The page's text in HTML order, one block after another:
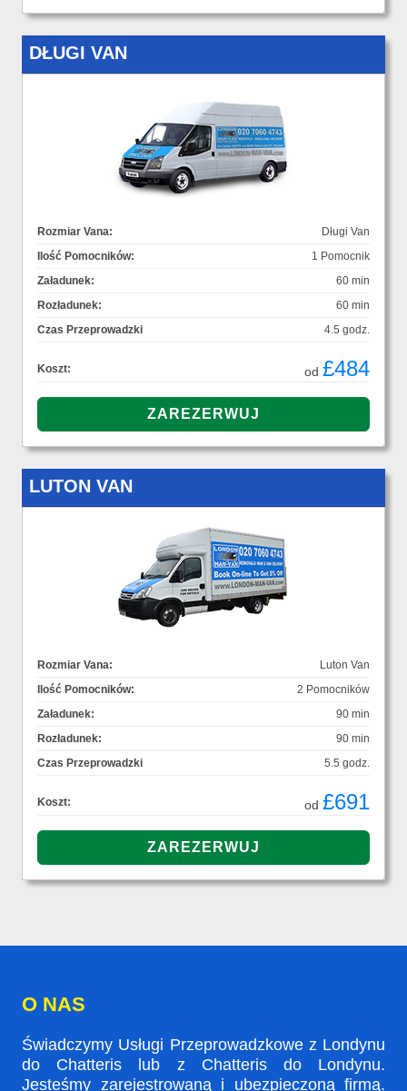
DŁUGI VAN
Rozmiar Vana:
Długi Van
Ilość Pomocników:
1 Pomocnik
Załadunek:
60 min
Rozładunek:
60 min
Czas Przeprowadzki
4.5 godz.
Koszt: od £484
LUTON VAN
Rozmiar Vana:
Luton Van
Ilość Pomocników:
2 Pomocników
Załadunek:
90 min
Rozładunek:
90 min
Czas Przeprowadzki
5.5 godz.
Koszt: od £691
O NAS
Świadczymy Usługi Przeprowadzkowe z Londynu
do Chatteris lub z Chatteris do Londynu.
Jesteśmy zarejestrowaną i ubezpieczoną firmą.